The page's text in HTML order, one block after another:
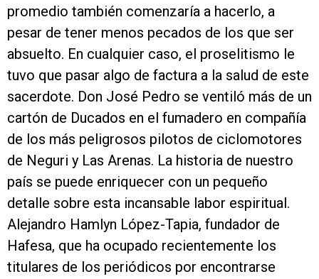
promedio también comenzaría a hacerlo, a
pesar de tener menos pecados de los que ser
absuelto. En cualquier caso, el proselitismo le
tuvo que pasar algo de factura a la salud de este
sacerdote. Don José Pedro se ventiló más de un
cartón de Ducados en el fumadero en compañía
de los más peligrosos pilotos de ciclomotores
de Neguri y Las Arenas. La historia de nuestro
país se puede enriquecer con un pequeño
detalle sobre esta incansable labor espiritual.
Alejandro Hamlyn López-Tapia, fundador de
Hafesa, que ha ocupado recientemente los
titulares de los periódicos por encontrarse